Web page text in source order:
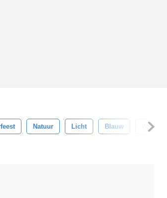
Natuur Licht Blauw Water